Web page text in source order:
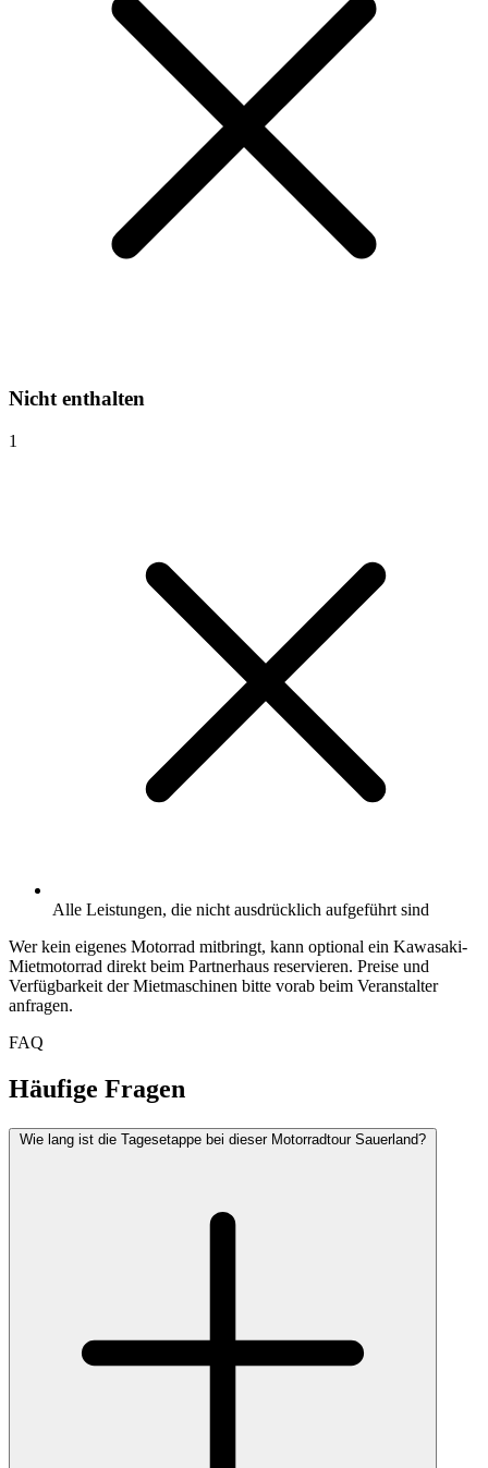
Nicht enthalten
1
Alle Leistungen, die nicht ausdrücklich aufgeführt sind
Wer kein eigenes Motorrad mitbringt, kann optional ein Kawasaki-
Mietmotorrad direkt beim Partnerhaus reservieren. Preise und
Verfügbarkeit der Mietmaschinen bitte vorab beim Veranstalter
anfragen.
FAQ
Häufige Fragen
Wie lang ist die Tagesetappe bei dieser Motorradtour Sauerland?